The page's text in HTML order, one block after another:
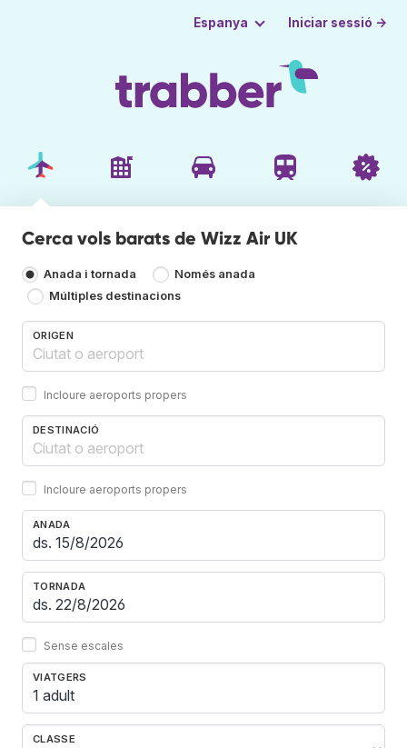
Espanya Iniciar sessió →
Cerca vols barats de Wizz Air UK
Anada i tornada
Només anada
Múltiples destinacions
ORIGEN
Incloure aeroports propers
DESTINACIÓ
Incloure aeroports propers
ANADA
TORNADA
Sense escales
VIATGERS
1 adult
CLASSE